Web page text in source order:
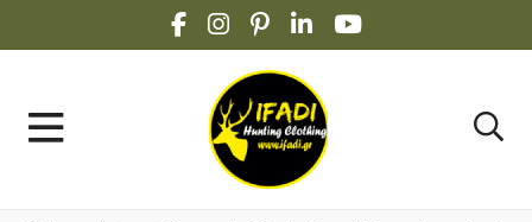
FACEBOOK SOCIAL LINK
INSTAGRAM SOCIAL LINK
PINTEREST SOCIAL LINK
LINKEDIN SOCIAL LINK
YOUTUBE SOCIAL